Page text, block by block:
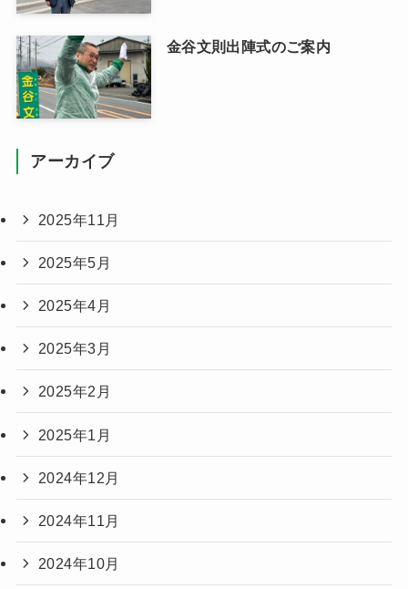
金谷文則出陣式のご案内
アーカイブ
2025年11月
2025年5月
2025年4月
2025年3月
2025年2月
2025年1月
2024年12月
2024年11月
2024年10月